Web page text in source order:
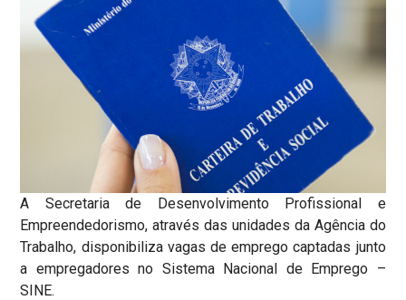
A Secretaria de Desenvolvimento Profissional e
Empreendedorismo, através das unidades da Agência do
Trabalho, disponibiliza vagas de emprego captadas junto
a empregadores no Sistema Nacional de Emprego –
SINE.